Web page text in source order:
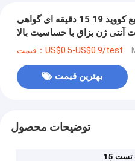
کیت های تست سریع کووید 19 15 دقیقه ای گواهی ISO کیت
آنتی ژن بزاق با حساسیت بالا
قیمت：US$0.5-US$0.9/test
بهترین قیمت
توضیحات محصول
15 دقیقه کیت تست کووید 19، کیت تست